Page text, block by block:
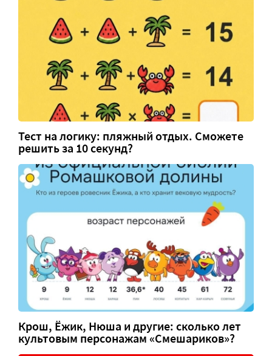
Тест на логику: пляжный отдых. Сможете
решить за 10 секунд?
Крош, Ёжик, Нюша и другие: сколько лет
культовым персонажам «Смешариков»?